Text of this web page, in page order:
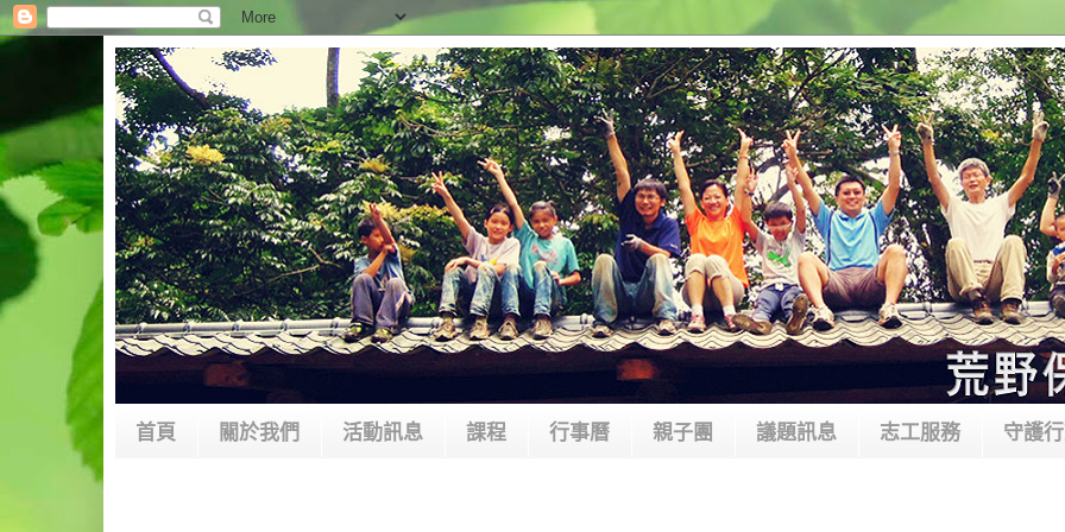
首頁 關於我們 活動訊息 課程 行事曆 親子團 議題訊息 志工服務 守護